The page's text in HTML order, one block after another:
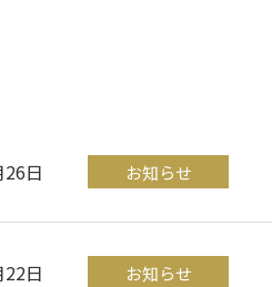
日 お知らせ
日 お知らせ